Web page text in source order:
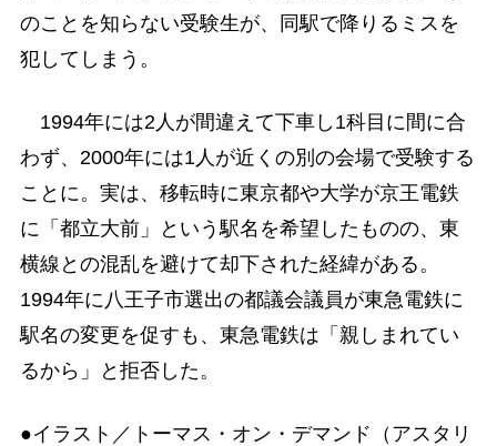
のことを知らない受験生が、同駅で降りるミスを
犯してしまう。
1994年には2人が間違えて下車し1科目に間に合
わず、2000年には1人が近くの別の会場で受験する
ことに。実は、移転時に東京都や大学が京王電鉄
に「都立大前」という駅名を希望したものの、東
横線との混乱を避けて却下された経緯がある。
1994年に八王子市選出の都議会議員が東急電鉄に
駅名の変更を促すも、東急電鉄は「親しまれてい
るから」と拒否した。
●イラスト／トーマス・オン・デマンド（アスタリ